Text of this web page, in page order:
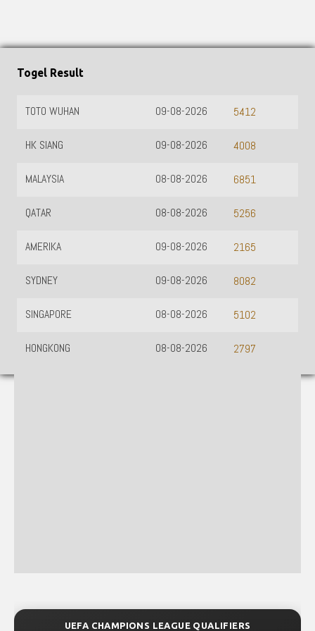
UEFA CHAMPIONS LEAGUE QUALIFIERS
Togel Result
TOTO WUHAN 5412
09-08-2026
HK SIANG 4008
09-08-2026
MALAYSIA 6851
08-08-2026
QATAR 5256
08-08-2026
AMERIKA 2165
09-08-2026
SYDNEY 8082
09-08-2026
SINGAPORE 5102
08-08-2026
HONGKONG 2797
08-08-2026